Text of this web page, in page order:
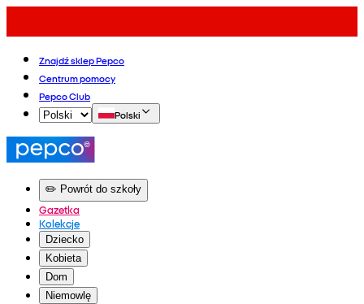
Znajdź sklep Pepco
Centrum pomocy
Pepco Club
Polski
✏️ Powrót do szkoły
Gazetka
Kolekcje
Dziecko
Kobieta
Dom
Niemowlę